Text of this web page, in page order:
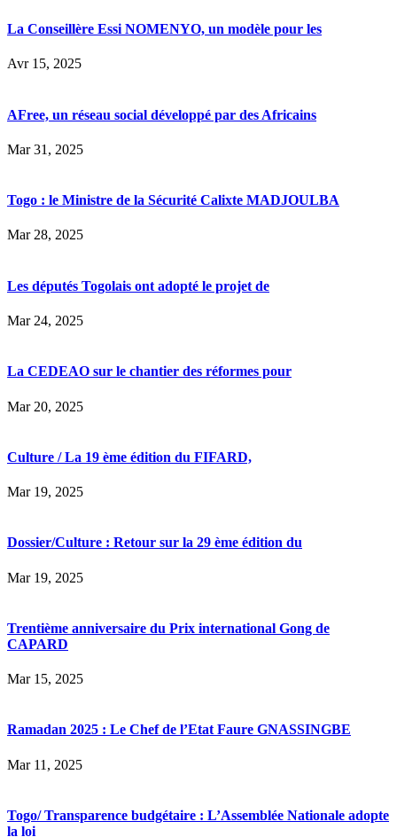
La Conseillère Essi NOMENYO, un modèle pour les
Avr 15, 2025
AFree, un réseau social développé par des Africains
Mar 31, 2025
Togo : le Ministre de la Sécurité Calixte MADJOULBA
Mar 28, 2025
Les députés Togolais ont adopté le projet de
Mar 24, 2025
La CEDEAO sur le chantier des réformes pour
Mar 20, 2025
Culture / La 19 ème édition du FIFARD,
Mar 19, 2025
Dossier/Culture : Retour sur la 29 ème édition du
Mar 19, 2025
Trentième anniversaire du Prix international Gong de
CAPARD
Mar 15, 2025
Ramadan 2025 : Le Chef de l’Etat Faure GNASSINGBE
Mar 11, 2025
Togo/ Transparence budgétaire : L’Assemblée Nationale adopte
la loi